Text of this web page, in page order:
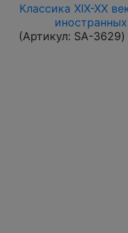
Классика XIX-XX
(Артикул: SA-3629)